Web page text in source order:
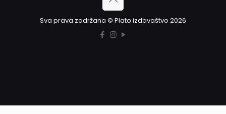
Sva prava zadržana © Plato izdavaštvo 2026